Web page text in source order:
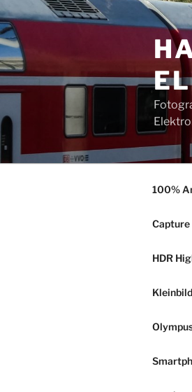
Zum
Inhalt
springen
100%
Capture
HDR